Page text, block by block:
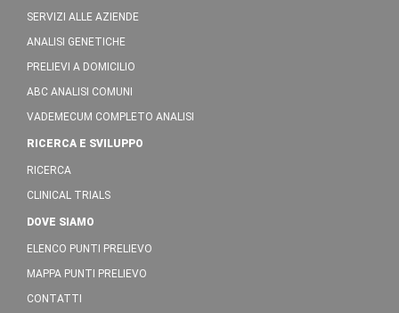
SERVIZI ALLE AZIENDE
ANALISI GENETICHE
PRELIEVI A DOMICILIO
ABC ANALISI COMUNI
VADEMECUM COMPLETO ANALISI
RICERCA E SVILUPPO
RICERCA
CLINICAL TRIALS
DOVE SIAMO
ELENCO PUNTI PRELIEVO
MAPPA PUNTI PRELIEVO
CONTATTI